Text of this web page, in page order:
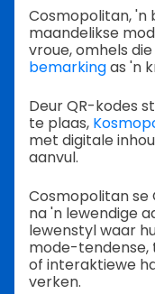
Cosmopolitan, 'n
maandelikse
vroue, omhels
bemarkingas 'n
Deur QR-kodes
te plaas,
met digitale
aanvul.
Cosmopolitan se
na 'n lewendige
lewenstyl waar
mode-tendense,
of interaktiewe
verken.